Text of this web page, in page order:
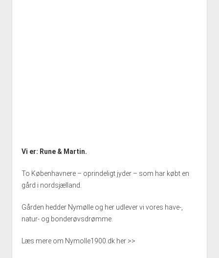
Vi er: Rune & Martin.
To Københavnere – oprindeligt jyder – som har købt en
gård i nordsjælland.
Gården hedder Nymølle og her udlever vi vores have-,
natur- og bonderøvsdrømme.
Læs mere om Nymolle1900.dk her >>